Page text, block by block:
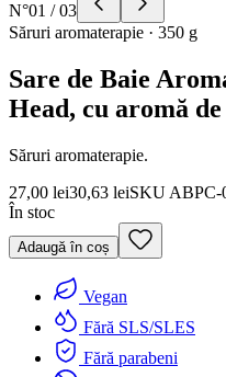
N°01 /03
Săruri aromaterapie · 350 g
Sare de Baie
Head, cu aromă
Săruri aromaterapie.
27,00 lei30,63 leiSKU ABPC-
În stoc
Adaugă în coș
Vegan
Fără SLS/SLES
Fără parabeni